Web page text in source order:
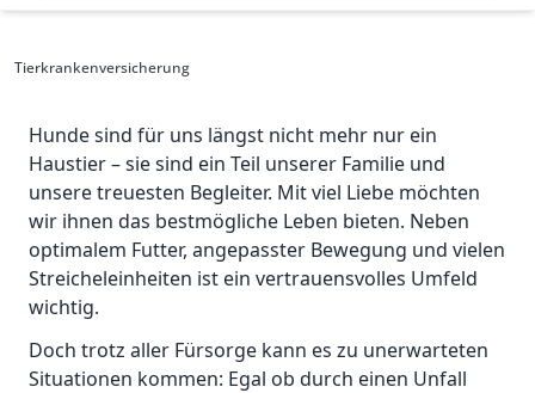
Tierkrankenversicherung
Hunde
Eine Tierversicherung der HanseMerkur
Hunde sind für uns längst nicht mehr nur ein
Haustier – sie sind ein Teil unserer Familie und
unsere treuesten Begleiter. Mit viel Liebe möchten
wir ihnen das bestmögliche Leben bieten. Neben
optimalem Futter, angepasster Bewegung und vielen
Streicheleinheiten ist ein vertrauensvolles Umfeld
wichtig.
Doch trotz aller Fürsorge kann es zu unerwarteten
Situationen kommen: Egal ob durch einen Unfall